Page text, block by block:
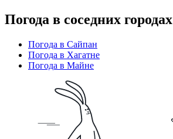
Погода в соседних городах
Погода в Сайпан
Погода в Хагатне
Погода в Майне